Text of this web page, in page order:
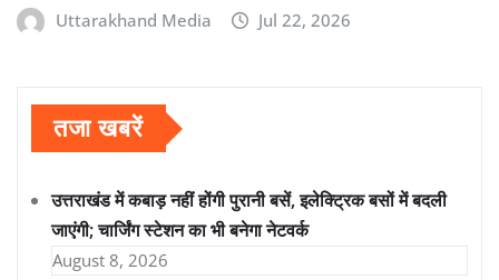
Uttarakhand Media Jul 22, 2026
तजा खबरें
उत्तराखंड में कबाड़ नहीं होंगी पुरानी बसें, इलेक्ट्रिक बसों में बदली
जाएंगी; चार्जिंग स्टेशन का भी बनेगा नेटवर्क
August 8, 2026